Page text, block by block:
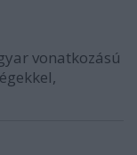
vonatkozású